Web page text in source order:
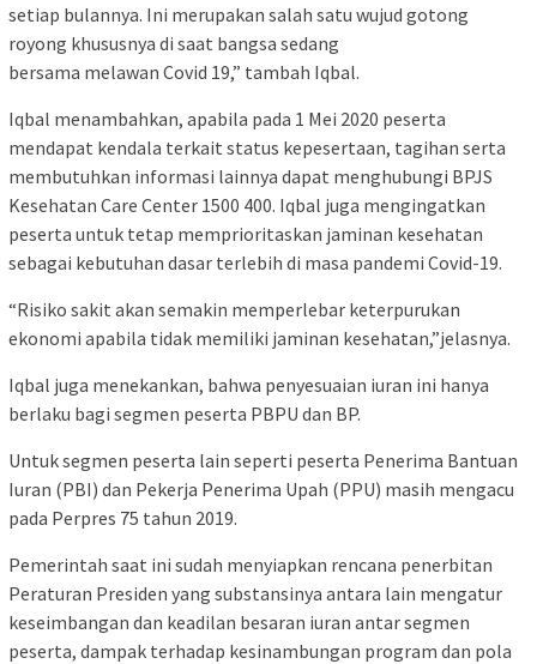
setiap bulannya. Ini merupakan salah satu wujud gotong
royong khususnya di saat bangsa sedang
bersama melawan Covid 19,” tambah Iqbal.
Iqbal menambahkan, apabila pada 1 Mei 2020 peserta
mendapat kendala terkait status kepesertaan, tagihan serta
membutuhkan informasi lainnya dapat menghubungi BPJS
Kesehatan Care Center 1500 400. Iqbal juga mengingatkan
peserta untuk tetap memprioritaskan jaminan kesehatan
sebagai kebutuhan dasar terlebih di masa pandemi Covid-19.
“Risiko sakit akan semakin memperlebar keterpurukan
ekonomi apabila tidak memiliki jaminan kesehatan,”jelasnya.
Iqbal juga menekankan, bahwa penyesuaian iuran ini hanya
berlaku bagi segmen peserta PBPU dan BP.
Untuk segmen peserta lain seperti peserta Penerima Bantuan
Iuran (PBI) dan Pekerja Penerima Upah (PPU) masih mengacu
pada Perpres 75 tahun 2019.
Pemerintah saat ini sudah menyiapkan rencana penerbitan
Peraturan Presiden yang substansinya antara lain mengatur
keseimbangan dan keadilan besaran iuran antar segmen
peserta, dampak terhadap kesinambungan program dan pola